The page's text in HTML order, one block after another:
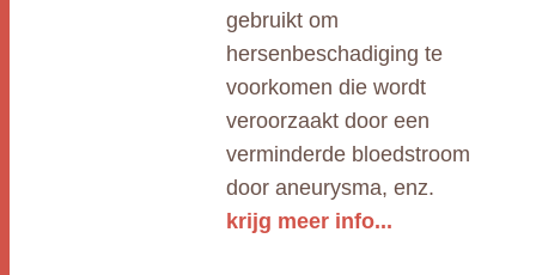
gebruikt om
hersenbeschadiging te
voorkomen die wordt
veroorzaakt door een
verminderde bloedstroom
door aneurysma, enz.
krijg meer info...